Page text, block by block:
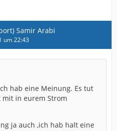
Samir Arabi
um 22:43
hab eine Meinung. Es tut
in eurem Strom
ja auch ,ich hab halt eine